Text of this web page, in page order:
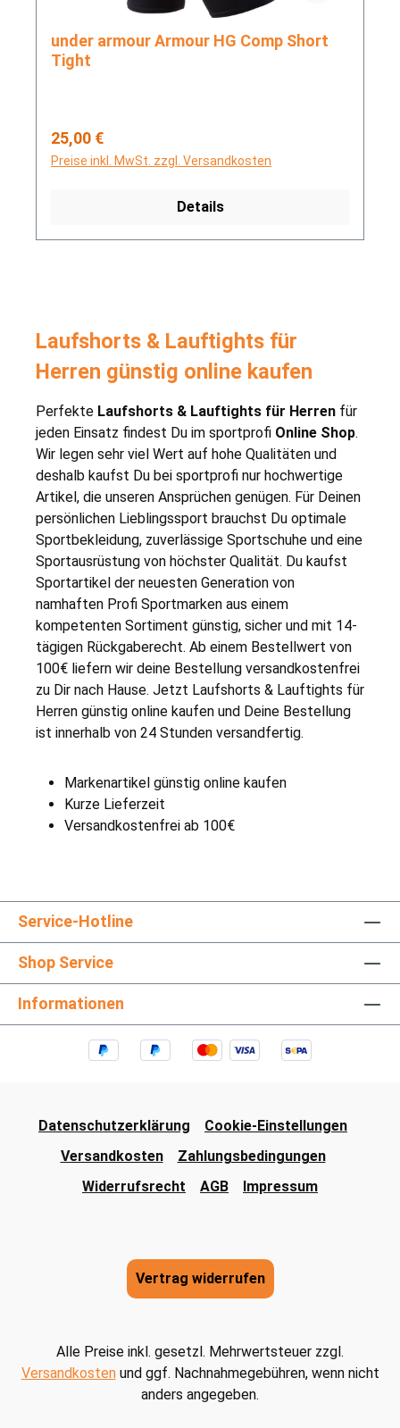
under armour Armour HG Comp Short
Tight
Regulärer Preis:
25,00 €
Preise inkl. MwSt. zzgl. Versandkosten
Details
Laufshorts & Lauftights für
Herren günstig online kaufen
Perfekte Laufshorts & Lauftights für Herren für
jeden Einsatz findest Du im sportprofi Online Shop.
Wir legen sehr viel Wert auf hohe Qualitäten und
deshalb kaufst Du bei sportprofi nur hochwertige
Artikel, die unseren Ansprüchen genügen. Für Deinen
persönlichen Lieblingssport brauchst Du optimale
Sportbekleidung, zuverlässige Sportschuhe und eine
Sportausrüstung von höchster Qualität. Du kaufst
Sportartikel der neuesten Generation von
namhaften Profi Sportmarken aus einem
kompetenten Sortiment günstig, sicher und mit 14-
tägigen Rückgaberecht. Ab einem Bestellwert von
100€ liefern wir deine Bestellung versandkostenfrei
zu Dir nach Hause. Jetzt Laufshorts & Lauftights für
Herren günstig online kaufen und Deine Bestellung
ist innerhalb von 24 Stunden versandfertig.
Markenartikel günstig online kaufen
Kurze Lieferzeit
Versandkostenfrei ab 100€
Service-Hotline
Shop Service
Informationen
Datenschutzerklärung
Cookie-Einstellungen
Versandkosten
Zahlungsbedingungen
Widerrufsrecht
AGB Impressum
Vertrag widerrufen
Alle Preise inkl. gesetzl. Mehrwertsteuer zzgl.
Versandkostenund ggf. Nachnahmegebühren, wenn nicht
anders angegeben.